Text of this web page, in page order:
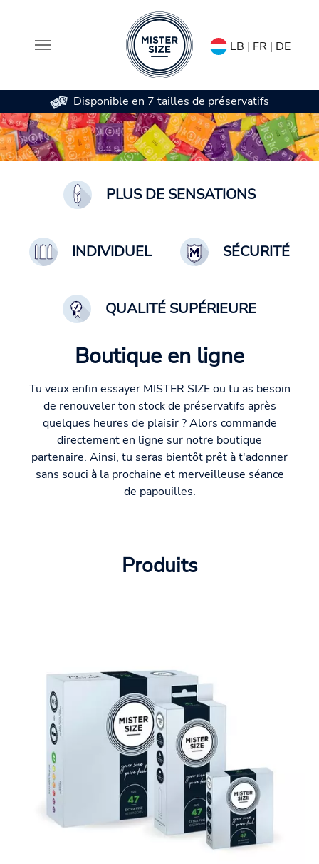
Aller au contenu principal
LB | FR | DE
Disponible en 7 tailles de préservatifs
PLUS DE SENSATIONS
INDIVIDUEL SÉCURITÉ
QUALITÉ SUPÉRIEURE
Boutique en ligne
Tu veux enfin essayer MISTER SIZE ou tu as besoin
de renouveler ton stock de préservatifs après
quelques heures de plaisir ? Alors commande
directement en ligne sur notre boutique
partenaire. Ainsi, tu seras bientôt prêt à t'adonner
sans souci à la prochaine et merveilleuse séance
de papouilles.
Produits